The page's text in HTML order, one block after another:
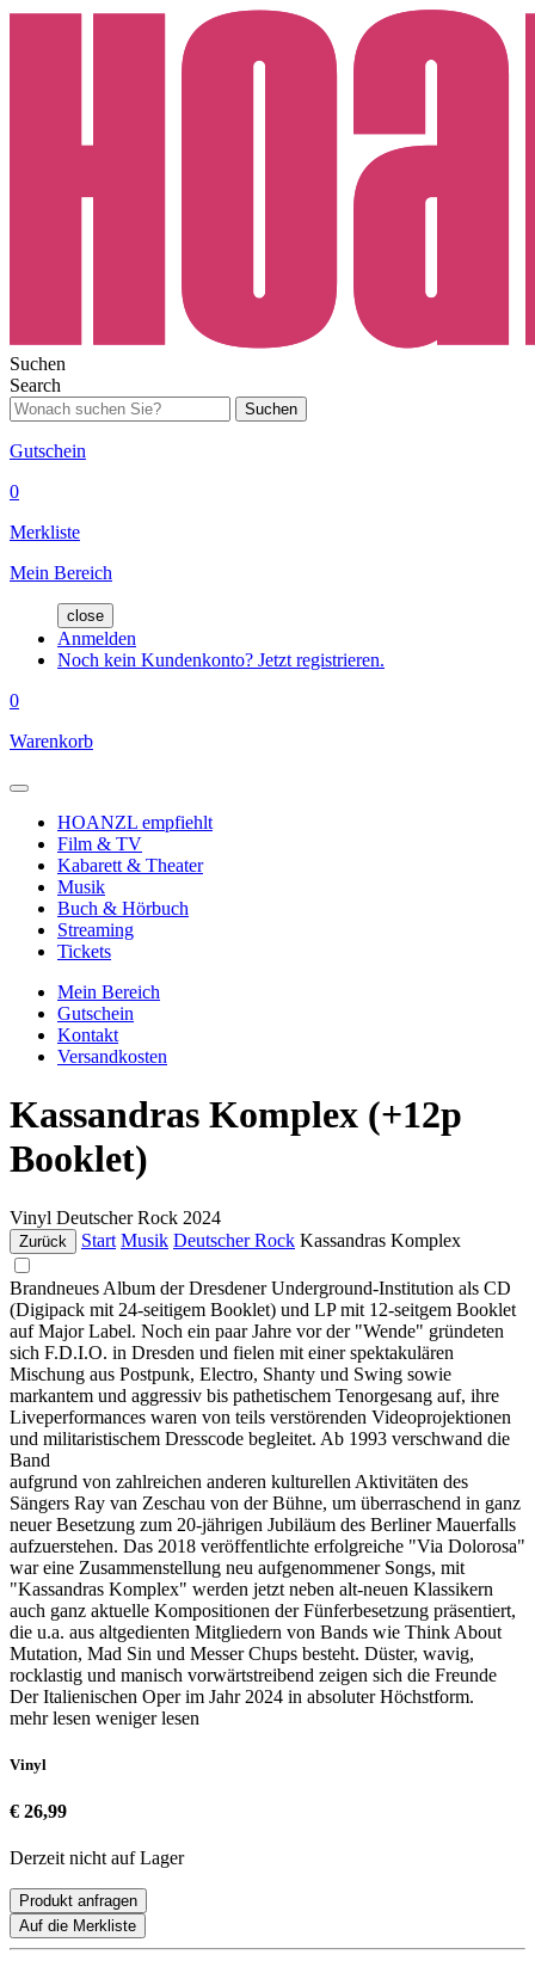
Suchen
Search
Suchen
Gutschein
0
Merkliste
Mein Bereich
close
Anmelden
Noch kein Kundenkonto? Jetzt registrieren.
0
Warenkorb
HOANZL empfiehlt
Film & TV
Kabarett & Theater
Musik
Buch & Hörbuch
Streaming
Tickets
Mein Bereich
Gutschein
Kontakt
Versandkosten
Kassandras Komplex (+12p
Booklet)
Vinyl Deutscher Rock 2024
Zurück Start Musik Deutscher Rock Kassandras Komplex
Brandneues Album der Dresdener Underground-Institution als CD
(Digipack mit 24-seitigem Booklet) und LP mit 12-seitgem Booklet
auf Major Label. Noch ein paar Jahre vor der "Wende" gründeten
sich F.D.I.O. in Dresden und fielen mit einer spektakulären
Mischung aus Postpunk, Electro, Shanty und Swing sowie
markantem und aggressiv bis pathetischem Tenorgesang auf, ihre
Liveperformances waren von teils verstörenden Videoprojektionen
und militaristischem Dresscode begleitet. Ab 1993 verschwand die
Band
aufgrund von zahlreichen anderen kulturellen Aktivitäten des
Sängers Ray van Zeschau von der Bühne, um überraschend in ganz
neuer Besetzung zum 20-jährigen Jubiläum des Berliner Mauerfalls
aufzuerstehen. Das 2018 veröffentlichte erfolgreiche "Via Dolorosa"
war eine Zusammenstellung neu aufgenommener Songs, mit
"Kassandras Komplex" werden jetzt neben alt-neuen Klassikern
auch ganz aktuelle Kompositionen der Fünferbesetzung präsentiert,
die u.a. aus altgedienten Mitgliedern von Bands wie Think About
Mutation, Mad Sin und Messer Chups besteht. Düster, wavig,
rocklastig und manisch vorwärtstreibend zeigen sich die Freunde
Der Italienischen Oper im Jahr 2024 in absoluter Höchstform.
mehr lesen weniger lesen
Vinyl
€ 26,99
Derzeit nicht auf Lager
Produkt anfragen
Auf die Merkliste